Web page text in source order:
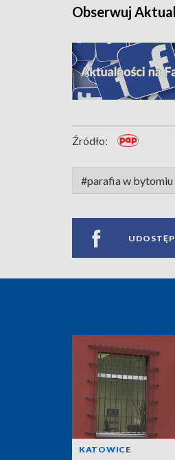
Obserwuj
Źródło:
#parafia w bytomiu
KATOWICE